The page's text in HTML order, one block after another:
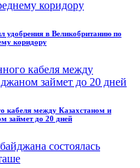
удобрения в Великобританию по
коридору
кабеля между Казахстаном и
займет до 20 дней